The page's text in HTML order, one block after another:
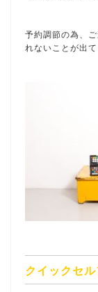
予約調節の為、
れないことが出て
クイックセ